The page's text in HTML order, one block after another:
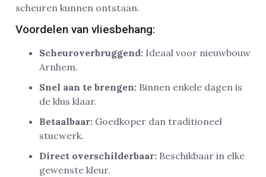
scheuren kunnen ontstaan.
Voordelen van vliesbehang:
Scheuroverbruggend: Ideaal voor nieuwbouw
Arnhem.
Snel aan te brengen: Binnen enkele dagen is
de klus klaar.
Betaalbaar: Goedkoper dan traditioneel
stucwerk.
Direct overschilderbaar: Beschikbaar in elke
gewenste kleur.